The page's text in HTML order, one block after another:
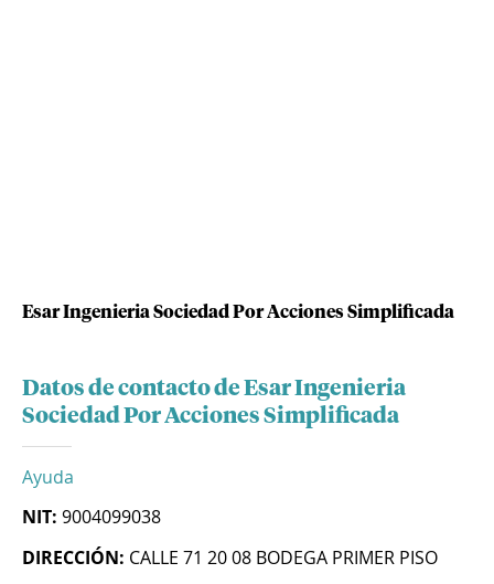
Esar Ingenieria Sociedad Por Acciones Simplificada
Datos de contacto de Esar Ingenieria
Sociedad Por Acciones Simplificada
Ayuda
NIT: 9004099038
DIRECCIÓN: CALLE 71 20 08 BODEGA PRIMER PISO